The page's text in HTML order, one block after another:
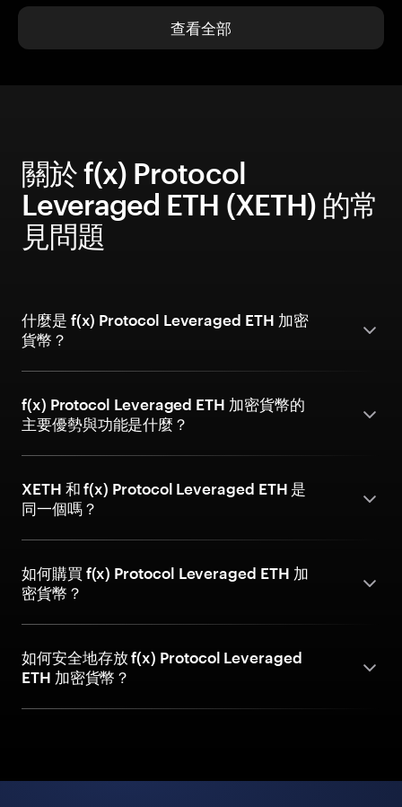
查看全部
關於 f(x) Protocol
Leveraged ETH (XETH) 的常
見問題
什麼是 f(x) Protocol Leveraged ETH 加密
貨幣？
f(x) Protocol Leveraged ETH 加密貨幣的
主要優勢與功能是什麼？
XETH 和 f(x) Protocol Leveraged ETH 是
同一個嗎？
如何購買 f(x) Protocol Leveraged ETH 加
密貨幣？
如何安全地存放 f(x) Protocol Leveraged
ETH 加密貨幣？